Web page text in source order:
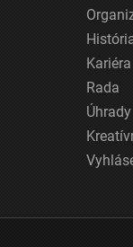
Kariéra
Rada
Úhrady